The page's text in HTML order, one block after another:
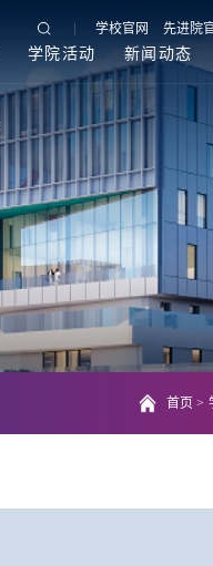
学校官网 先进院
学院活动 新闻动态
首页 >